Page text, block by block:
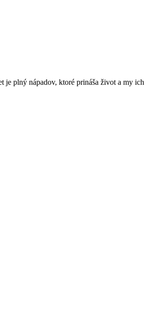
je plný nápadov, ktoré prináša život a my ich